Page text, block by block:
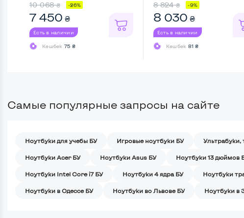
10 068 ₴ -26%
7 450 ₴
Есть в наличии
Кешбек 75 ₴
8 824 ₴ -9%
8 030 ₴
Есть в наличии
Кешбек 81 ₴
Самые популярные запросы на сайте
Ноутбуки для учебы БУ Игровые ноутбуки БУ Ультрабуки,
Ноутбуки Acer БУ Ноутбуки Asus БУ Ноутбуки 13 дюймов
Ноутбуки Intel Core i7 БУ Ноутбуки 4 ядра БУ Ноутбуки
Ноутбуки в Одессе БУ Ноутбуки во Львове БУ Ноутбуки в